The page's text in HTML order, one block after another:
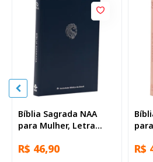
Bíblia Sagrada NAA
para Mulher, Letra
de Jesus destacadas,
R$ 46,90
de
R$